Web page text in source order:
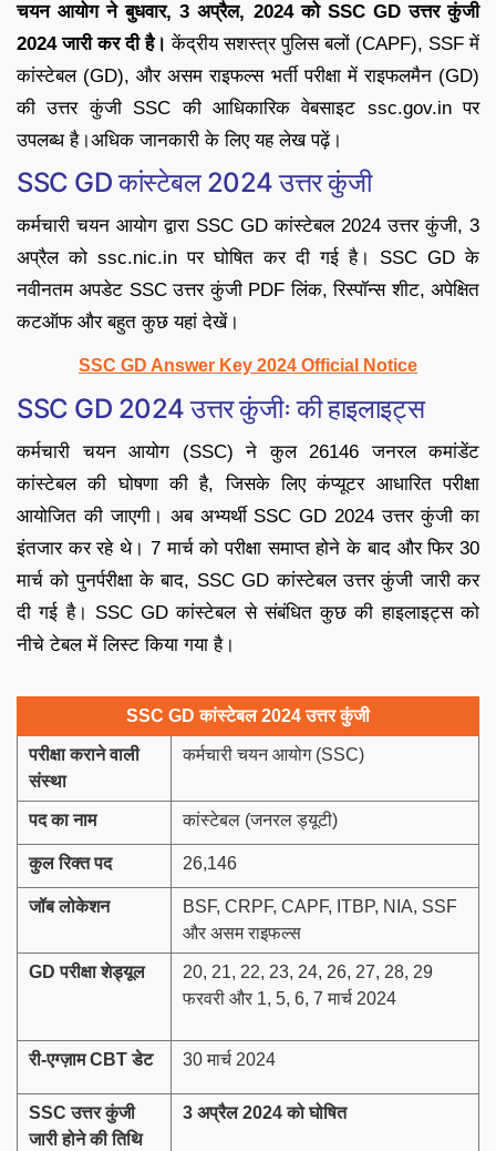
चयन आयोग ने बुधवार, 3 अप्रैल, 2024 को SSC GD उत्तर कुंजी
2024 जारी कर दी है। केंद्रीय सशस्त्र पुलिस बलों (CAPF), SSF में
कांस्टेबल (GD), और असम राइफल्स भर्ती परीक्षा में राइफलमैन (GD)
की उत्तर कुंजी SSC की आधिकारिक वेबसाइट ssc.gov.in पर
उपलब्ध है।अधिक जानकारी के लिए यह लेख पढ़ें।
SSC GD कांस्टेबल 2024 उत्तर कुंजी
कर्मचारी चयन आयोग द्वारा SSC GD कांस्टेबल 2024 उत्तर कुंजी, 3
अप्रैल को ssc.nic.in पर घोषित कर दी गई है। SSC GD के
नवीनतम अपडेट SSC उत्तर कुंजी PDF लिंक, रिस्पॉन्स शीट, अपेक्षित
कटऑफ और बहुत कुछ यहां देखें।
SSC GD Answer Key 2024 Official Notice
SSC GD 2024 उत्तर कुंजीः की हाइलाइट्स
कर्मचारी चयन आयोग (SSC) ने कुल 26146 जनरल कमांडेंट
कांस्टेबल की घोषणा की है, जिसके लिए कंप्यूटर आधारित परीक्षा
आयोजित की जाएगी। अब अभ्यर्थी SSC GD 2024 उत्तर कुंजी का
इंतजार कर रहे थे। 7 मार्च को परीक्षा समाप्त होने के बाद और फिर 30
मार्च को पुनर्परीक्षा के बाद, SSC GD कांस्टेबल उत्तर कुंजी जारी कर
दी गई है। SSC GD कांस्टेबल से संबंधित कुछ की हाइलाइट्स को
नीचे टेबल में लिस्ट किया गया है।
SSC GD कांस्टेबल 2024 उत्तर कुंजी
परीक्षा कराने वाली
संस्था
कर्मचारी चयन आयोग (SSC)
पद का नाम कांस्टेबल (जनरल ड्यूटी)
कुल रिक्त पद 26,146
जॉब लोकेशन
BSF, CRPF, CAPF, ITBP, NIA, SSF
और असम राइफल्स
GD परीक्षा शेड्यूल
20, 21, 22, 23, 24, 26, 27, 28, 29
फरवरी और 1, 5, 6, 7 मार्च 2024
री-एग्ज़ाम CBT डेट 30 मार्च 2024
SSC उत्तर कुंजी
जारी होने की तिथि
3 अप्रैल 2024 को घोषित